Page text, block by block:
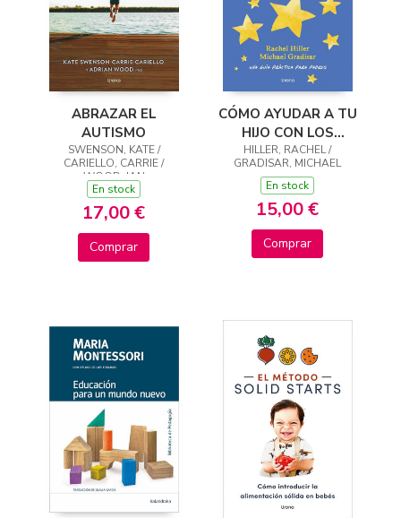
ABRAZAR EL
AUTISMO
SWENSON, KATE /
CARIELLO, CARRIE /
WOOD, IAN
En stock
17,00 €
Comprar
CÓMO AYUDAR A TU
HIJO CON LOS
PROBLEMAS DE
SUEÑO
HILLER, RACHEL /
GRADISAR, MICHAEL
En stock
15,00 €
Comprar